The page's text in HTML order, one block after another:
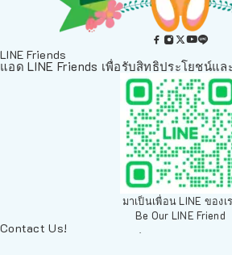
LINE Friends
แอด LINE Friends เพื่อรับสิทธิประโยชน์แ
มาเป็นเพื่อน LINE ของเ
Be Our LINE Friend
Contact Us!